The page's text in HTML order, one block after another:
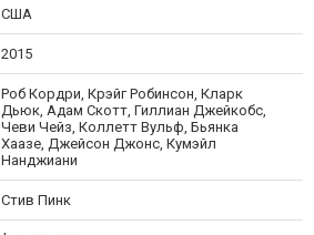
США
2015
Роб Кордри, Крэйг Робинсон, Кларк
Дьюк, Адам Скотт, Гиллиан Джейкобс,
Чеви Чейз, Коллетт Вульф, Бьянка
Хаазе, Джейсон Джонс, Кумэйл
Нанджиани
Стив Пинк